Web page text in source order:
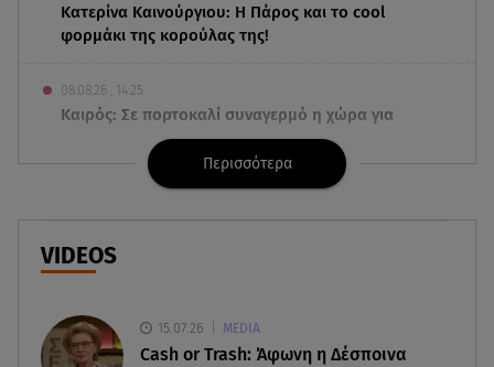
Κατερίνα Καινούργιου: Η Πάρος και το cool
φορμάκι της κορούλας της!
08.08.26 , 14:25
Καιρός: Σε πορτοκαλί συναγερμό η χώρα για
φωτιές τα επόμενα 24ωρα
Summer fling: Γιατί να πεις ναι σε έναν
Αθηνά Οικονομάκου: Οι... hot αναρτήσεις της με
animal print μπικίνι!
Περισσότερα
VIDEOS
15.07.26 MEDIA
Cash or Trash: Άφωνη η Δέσποινα